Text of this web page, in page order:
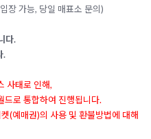
, 당일 매표소 문의)
다.
.
사태로 인해,
드로 통합하여 진행됩니다.
(예매권)의 사용 및 환불방법에 대해